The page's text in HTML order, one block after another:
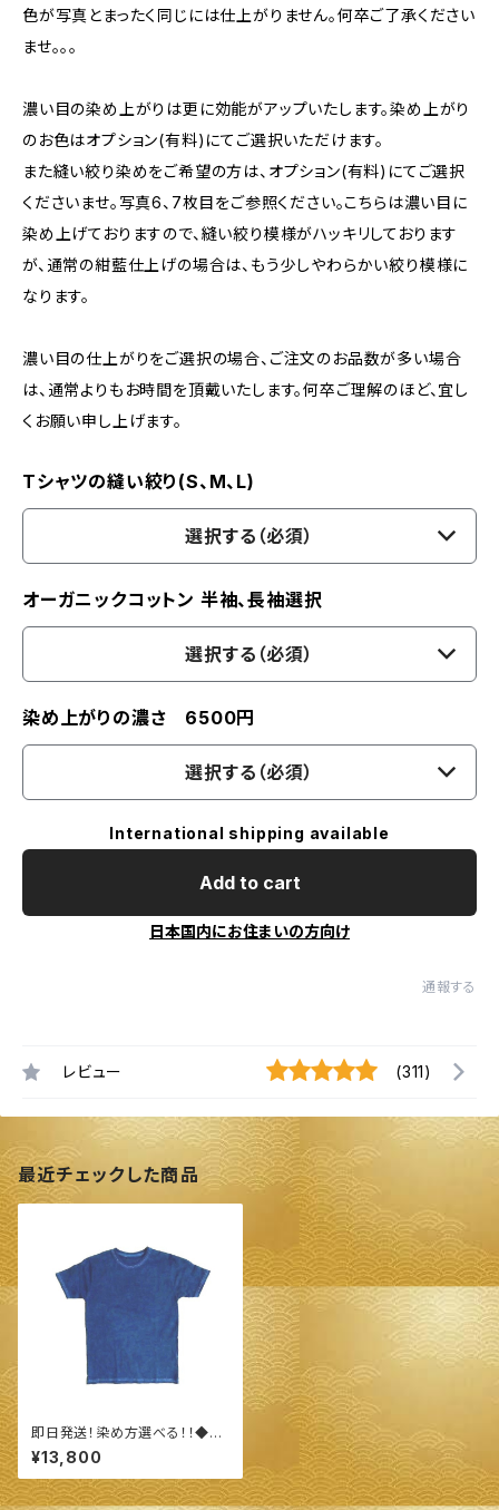
色が写真とまったく同じには仕上がりません。何卒ご了承ください
ませ。。。
濃い目の染め上がりは更に効能がアップいたします。染め上がり
のお色はオプション(有料)にてご選択いただけます。
また縫い絞り染めをご希望の方は、オプション(有料)にてご選択
くださいませ。写真6、7枚目をご参照ください。こちらは濃い目に
染め上げておりますので、縫い絞り模様がハッキリしております
が、通常の紺藍仕上げの場合は、もう少しやわらかい絞り模様に
なります。
濃い目の仕上がりをご選択の場合、ご注文のお品数が多い場合
は、通常よりもお時間を頂戴いたします。何卒ご理解のほど、宜し
くお願い申し上げます。
Tシャツの縫い絞り(S、M、L)
選択する（必須）
オーガニックコットン 半袖、長袖選択
選択する（必須）
染め上がりの濃さ 6500円
選択する（必須）
International shipping available
Add to cart
日本国内にお住まいの方向け
通報する
レビュー (311)
最近チェックした商品
即日発送！染め方選べる！！◆オ
ーガニックコットン Ｔシャツ（Ｌサ
イズ）長袖&半袖◆ ～100%オ
ーガニックすくも使用 醗酵建て
伊勢藍染～
¥13,800